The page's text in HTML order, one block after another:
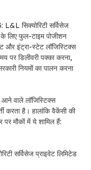
सिक्योरिटी सर्विसेज
के लिए फुल-टाइम पोजीशन
इंट्रा-स्टेट लॉजिस्टिक्स
पर डिलीवरी पक्का करना,
नियमों का पालन करना
वाले लॉजिस्टिक्स
करता है। हालांकि वैकेंसी की
मौकों में ये शामिल हैं:
सर्विसेज प्राइवेट लिमिटेड